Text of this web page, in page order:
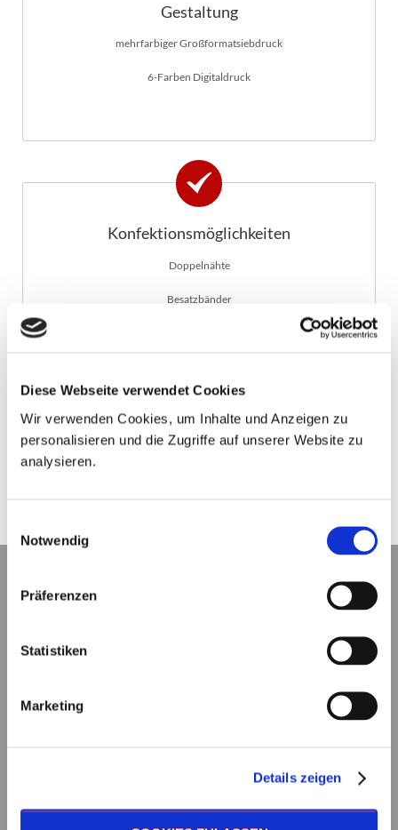
Diese Webseite verwendet Cookies
Wir verwenden Cookies, um Inhalte und Anzeigen zu
personalisieren und die Zugriffe auf unserer Website zu
analysieren.
Notwendig
Präferenzen
Statistiken
Marketing
Details zeigen
Gestaltung
mehrfarbiger Großformatsiebdruck
6-Farben Digitaldruck
Konfektionsmöglichkeiten
Doppelnähte
Besatzbänder
Ösen
Bannerstäbe